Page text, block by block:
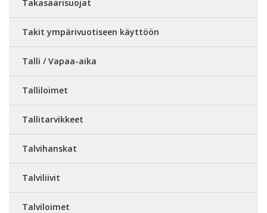
Takasäärisuojat
Takit ympärivuotiseen käyttöön
Talli / Vapaa-aika
Talliloimet
Tallitarvikkeet
Talvihanskat
Talviliivit
Talviloimet